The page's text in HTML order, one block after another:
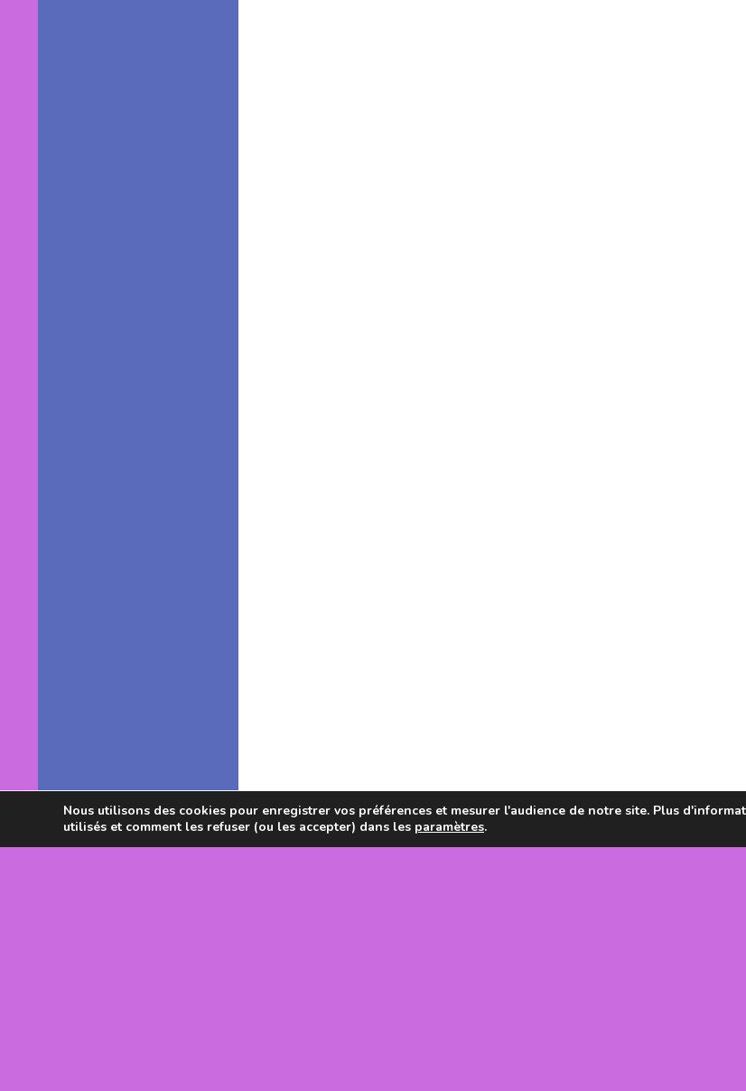
Nous utilisons des cookies pour enregistrer vos préférences et mesurer l'audience de notre site. Plus
utilisés et comment les refuser (ou les accepter) dans les paramètres.